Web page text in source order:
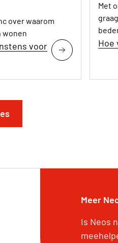
over waarom
wonen
voor
Met
Hoe
Meer
Is Neos